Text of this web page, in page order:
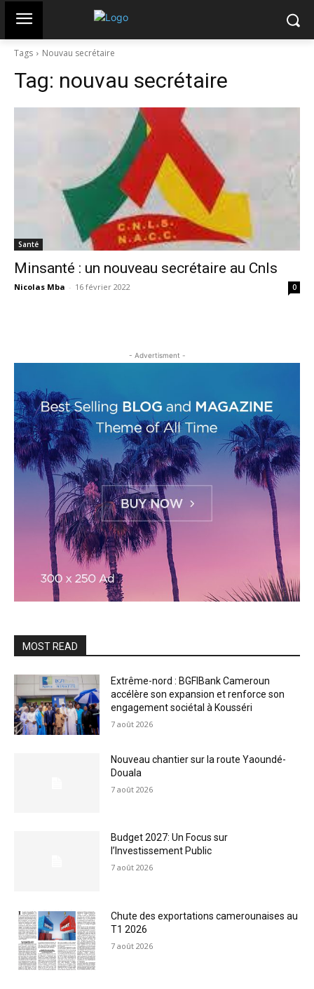
Tags Nouvau secrétaire
Tag: nouvau secrétaire
Santé
Minsanté : un nouveau secrétaire au Cnls
Nicolas Mba - 16 février 2022 0
- Advertisment -
MOST READ
Extrême-nord : BGFIBank Cameroun
accélère son expansion et renforce son
engagement sociétal à Kousséri
7 août 2026
Nouveau chantier sur la route Yaoundé-
Douala
7 août 2026
Budget 2027: Un Focus sur
l’Investissement Public
7 août 2026
Chute des exportations camerounaises au
T1 2026
7 août 2026